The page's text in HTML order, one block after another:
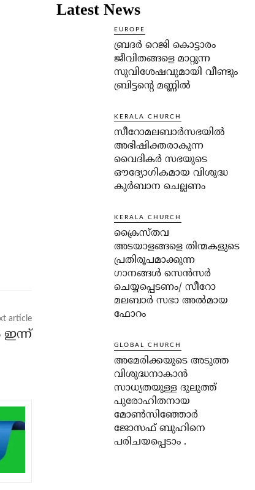
article
ഇന്ന്
Latest News
EUROPE
ബ്രദർ റെജി കൊട്ടാരം
ജീവിതങ്ങളെ മാറ്റുന്ന
സുവിശേഷവുമായി വീണ്ടും
ബ്രിട്ടന്റെ മണ്ണിൽ
KERALA CHURCH
സീറോമലബാർസഭയിൽ
അഭിഷിക്തരാകുന്ന
വൈദികർ സഭയുടെ
ഔദ്യോഗികമായ വിശുദ്ധ
കുർബാന ചെല്ലണം
KERALA CHURCH
ക്രൈസ്തവ
അടയാളങ്ങളെ തിന്മകളുടെ
പ്രതിരൂപമാക്കുന്ന
ഗാനങ്ങൾ സെൻസർ
ചെയ്യപ്പെടണം/ സീറോ
മലബാർ സഭാ അൽമായ
ഫോറം
GLOBAL CHURCH
അമേരിക്കയുടെ അടുത്ത
വിശുദ്ധനാകാൻ
സാധ്യതയുള്ള ദുലുത്ത്
പുരോഹിതനായ
മോൺസിഞ്ഞോർ
ജോസഫ് ബുഹിനെ
പരിചയപ്പെടാം .